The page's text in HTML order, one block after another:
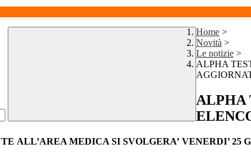
Home >
Novità >
Le notizie >
ALPHA
ALPHA
MEDICA SI SVOLGERA’ VENERDI’ 25